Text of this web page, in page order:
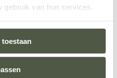
gebruik van hun services.
toestaan